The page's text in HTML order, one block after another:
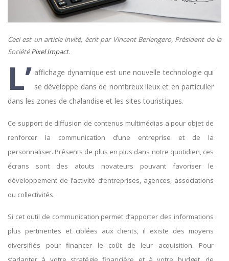
Ceci est un article invité, écrit par Vincent Berlengero, Président de la
SociétéPixel Impact.
L’ affichage dynamique est une nouvelle technologie qui
se développe dans de nombreux lieux et en particulier
dans les zones de chalandise et les sites touristiques.
Ce support de diffusion de contenus multimédias a pour objet de
renforcer la communication d’une entreprise et de la
personnaliser. Présents de plus en plus dans notre quotidien, ces
écrans sont des atouts novateurs pouvant favoriser le
développement de l’activité d’entreprises, agences, associations
ou collectivités.
Si cet outil de communication permet d’apporter des informations
plus pertinentes et ciblées aux clients, il existe des moyens
diversifiés pour financer le coût de leur acquisition. Pour